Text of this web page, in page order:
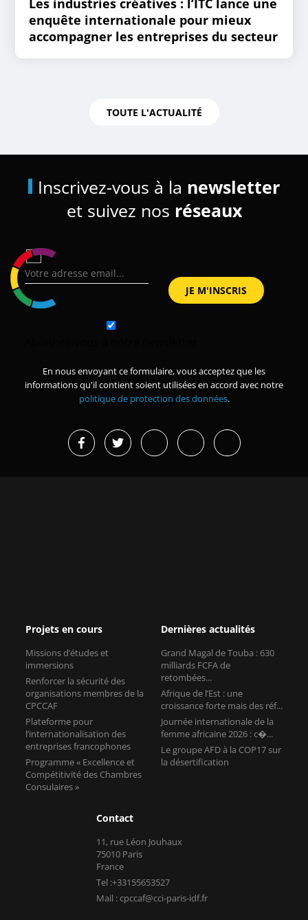
Les industries créatives : l’ITC lance une
enquête internationale pour mieux
accompagner les entreprises du secteur
TOUTE L'ACTUALITÉ
Inscrivez-vous à la newsletter
et suivez nos réseaux
En nous envoyant ce formulaire, vous acceptez que les
informations qu'il contient soient utilisées en accord avec notre
politique de protection des données.
Projets en cours
Missions d’études et
immersions
Renforcer la sécurité des
organisations membres de la
CPCCAF
Plateforme pour
l’internationalisation des
entreprises francophones
Programme « Excellence et
Compétitivité des Chambres
Consulaires »
Dernières actualités
Grand Magal de Touba : 630
milliards FCFA de
retombées...
Afrique de l’Est : une
croissance forte mais des réf...
Journée internationale de la
femme africaine 2026 : c�...
Le groupe AFD à la COP17 sur
la désertification
Contact
11, rue Léon Jouhaux
75010 Paris
France
Tel :+33155653527
Mail : cpccaf@cci-paris-idf.fr